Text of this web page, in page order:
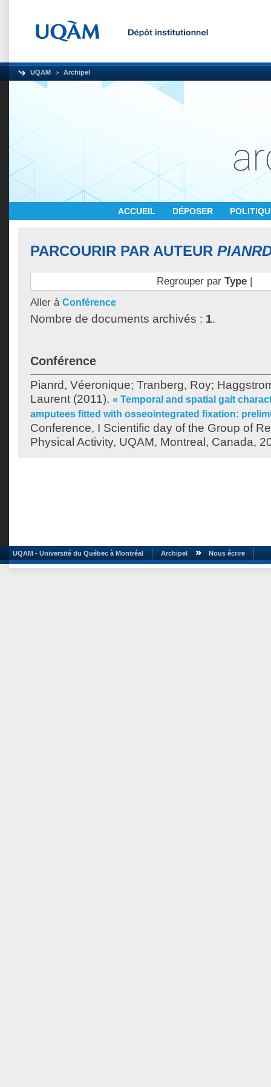
UQAM Archipel
ACCUEIL DÉPOSER
PARCOURIR PAR AUTEUR
Regrouper par Type|
Aller à Conférence
Nombre de documents archivés : 1.
Conférence
Pianrd, Véeronique; Tranberg, Roy;
Laurent (2011). « Temporal and spatial gait
amputees fitted with osseointegrated fixation:
Conference, I Scientific day of the Group of
Physical Activity, UQAM, Montreal, Canada,
UQAM - Université du Québec à Montréal Archipel Nous écrire